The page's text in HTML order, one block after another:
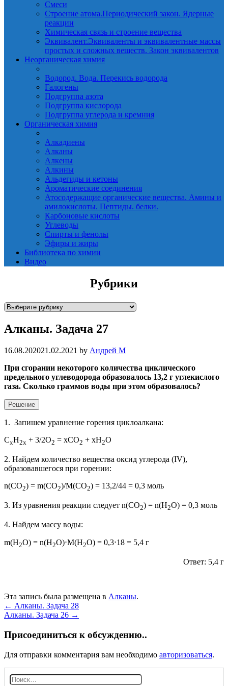
Смеси
Строение атома.Периодический закон. Ядерные
реакции
Химическая связь и строение вещества
Эквивалент.Эквиваленты и эквивалентные массы
простых и сложных веществ. Закон эквивалентов
Неорганическая химия
Водород. Вода. Перекись водорода
Галогены
Подгруппа азота
Подгруппа кислорода
Подгруппа углерода и кремния
Органическая химия
Алкадиены
Алканы
Алкены
Алкины
Альдегиды и кетоны
Ароматические соединения
Атосодержащие органические вещества. Амины и
амилокислоты. Пептиды. белки.
Карбоновые кислоты
Углеводы
Спирты и фенолы
Эфиры и жиры
Библиотека по химии
Видео
Рубрики
Р
б
и
и
Алканы. Задача 27
16.08.202021.02.2021 by Андрей М
При сгорании некоторого количества циклического
предельного углеводорода образовалось 13,2 г углекислого
газа. Сколько граммов воды при этом образовалось?
Решение
1. Запишем уравнение горения циклоалкана:
СxH2x + 3/2O2 = xCO2 + xH2O
2. Найдем количество вещества оксид углерода (IV),
образовавшегося при горении:
n(CO2) = m(CO2)/M(CO2) = 13,2/44 = 0,3 моль
3. Из уравнения реакции следует n(CO2) = n(H2O) = 0,3 моль
4. Найдем массу воды:
m(H2O) = n(H2O)⋅М(H2O) = 0,3⋅18 = 5,4 г
Ответ: 5,4 г
Эта запись была размещена в Алканы.
Post
navigation
← Алканы. Задача 28
Алканы. Задача 26 →
Присоединиться к обсуждению..
Для отправки комментария вам необходимо авторизоваться.
Н